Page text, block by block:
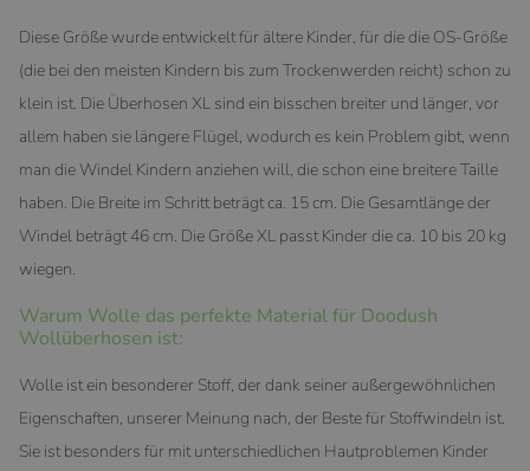
Diese Größe wurde entwickelt für ältere Kinder, für die die OS-Größe
(die bei den meisten Kindern bis zum Trockenwerden reicht) schon zu
klein ist. Die Überhosen XL sind ein bisschen breiter und länger, vor
allem haben sie längere Flügel, wodurch es kein Problem gibt, wenn
man die Windel Kindern anziehen will, die schon eine breitere Taille
haben. Die Breite im Schritt beträgt ca. 15 cm. Die Gesamtlänge der
Windel beträgt 46 cm. Die Größe XL passt Kinder die ca. 10 bis 20 kg
wiegen.
Warum Wolle das perfekte Material für Doodush
Wollüberhosen ist:
Wolle ist ein besonderer Stoff, der dank seiner außergewöhnlichen
Eigenschaften, unserer Meinung nach, der Beste für Stoffwindeln ist.
Sie ist besonders für mit unterschiedlichen Hautproblemen Kinder